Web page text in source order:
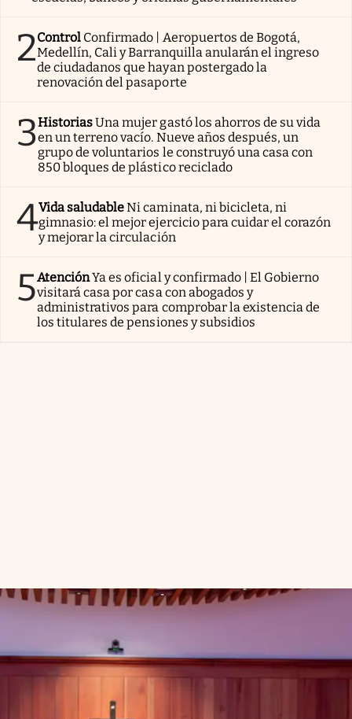
2Control Confirmado | Aeropuertos de Bogotá,
Medellín, Cali y Barranquilla anularán el ingreso
de ciudadanos que hayan postergado la
renovación del pasaporte
3HistoriasUna mujer gastó los ahorros de su vida
en un terreno vacío. Nueve años después, un
grupo de voluntarios le construyó una casa con
850 bloques de plástico reciclado
4Vida saludableNi caminata, ni bicicleta, ni
gimnasio: el mejor ejercicio para cuidar el corazón
y mejorar la circulación
5AtenciónYa es oficial y confirmado | El Gobierno
visitará casa por casa con abogados y
administrativos para comprobar la existencia de
los titulares de pensiones y subsidios